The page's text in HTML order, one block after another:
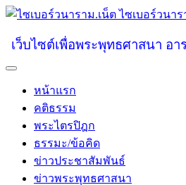
ไซเบอร์วนาร
เว็บไซต์เพื่อพระพุทธศาสนา อ
หน้าแรก
คติธรรม
พระไตรปิฎก
ธรรมะ/ข้อคิด
ข่าวประชาสัมพันธ์
ข่าวพระพุทธศาสนา